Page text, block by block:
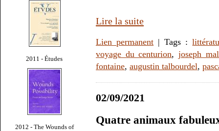
2011 - Études
2012 - The Wounds of
Lire la suite
Lien permanent | Tags :
voyage du centurion,joseph
fontaine, augustin talbourdel,
02/09/2021
Quatre animaux